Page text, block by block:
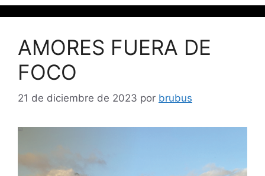
AMORES FUERA DE
FOCO
21 de diciembre de 2023 por brubus